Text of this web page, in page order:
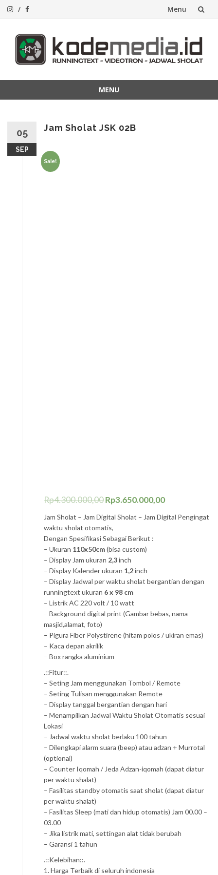
Menu
konten
MENU
05
SEP
Jam Sholat JSK 02B
Sale!
Rp4.300.000,00Rp3.650.000,00
Jam Sholat – Jam Digital Sholat – Jam Digital Pengingat
waktu sholat otomatis,
Dengan Spesifikasi Sebagai Berikut :
– Ukuran 110x50cm(bisa custom)
– Display Jam ukuran 2,3inch
– Display Kalender ukuran 1,2inch
– Display Jadwal per waktu sholat bergantian dengan
runningtext ukuran 6 x 98 cm
– Listrik AC 220 volt / 10 watt
– Background digital print (Gambar bebas, nama
masjid,alamat, foto)
– Pigura Fiber Polystirene (hitam polos / ukiran emas)
– Kaca depan akrilik
– Box rangka aluminium
.::Fitur::.
– Seting Jam menggunakan Tombol / Remote
– Seting Tulisan menggunakan Remote
– Display tanggal bergantian dengan hari
– Menampilkan Jadwal Waktu Sholat Otomatis sesuai
Lokasi
– Jadwal waktu sholat berlaku 100 tahun
– Dilengkapi alarm suara (beep) atau adzan + Murrotal
(optional)
– Counter Iqomah / Jeda Adzan-iqomah (dapat diatur
per waktu shalat)
– Fasilitas standby otomatis saat sholat (dapat diatur
per waktu shalat)
– Fasilitas Sleep (mati dan hidup otomatis) Jam 00.00 –
03.00
– Jika listrik mati, settingan alat tidak berubah
– Garansi 1 tahun
.::Kelebihan::.
1. Harga Terbaik di seluruh indonesia